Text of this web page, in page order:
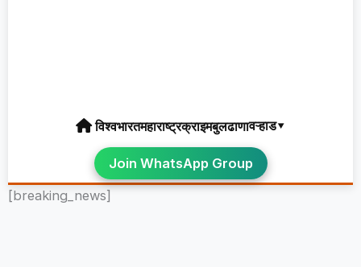
विश्वभारतमहाराष्ट्रक्राइमबुलढाणावऱ्हाड▾
Join WhatsApp Group
[breaking_news]